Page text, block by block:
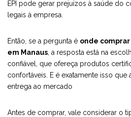
EPI pode gerar prejuízos à saúde do
legais à empresa.
Então, se a pergunta é onde
em Manaus , a resposta está na
confiável, que ofereça produtos
confortáveis. E é exatamente isso que
entrega ao mercado
Antes de comprar, vale considerar o